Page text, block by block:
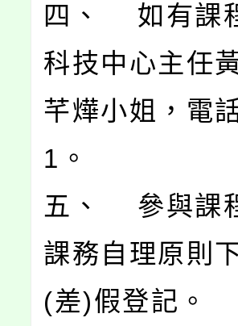
四、 如有課
科技中心主任
芊燁小姐，電
1。
五、 參與課
課務自理原則
(差)假登記。